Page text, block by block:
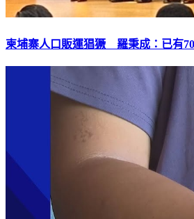
柬埔寨人口販運猖獗 羅秉成：已有